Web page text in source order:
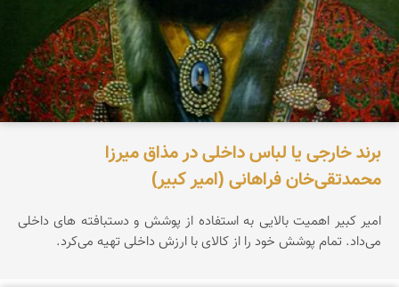
برند خارجی یا لباس داخلی در مذاق میرزا
محمدتقی‌خان فراهانی (امیر کبیر)
امیر کبیر اهمیت بالایی به استفاده از پوشش و دستبافته های داخلی
می‌داد. تمام پوشش خود را از کالای با ارزش داخلی تهیه می‌کرد.